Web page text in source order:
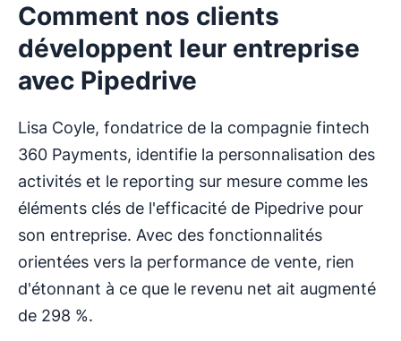
Comment nos clients
développent leur entreprise
avec Pipedrive
Lisa Coyle, fondatrice de la compagnie fintech
360 Payments, identifie la personnalisation des
activités et le reporting sur mesure comme les
éléments clés de l'efficacité de Pipedrive pour
son entreprise. Avec des fonctionnalités
orientées vers la performance de vente, rien
d'étonnant à ce que le revenu net ait augmenté
de 298 %.